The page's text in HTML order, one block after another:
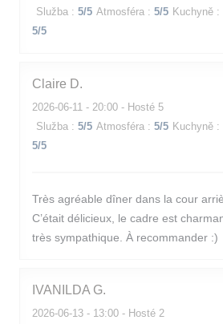
Služba : 5/5 Atmosféra : 5/5 Kuchyně :
5/5
Claire D
2026-06-11 - 20:00 - Hosté 5
Služba : 5/5 Atmosféra : 5/5 Kuchyně :
5/5
Très agréable dîner dans la cour
C’était délicieux, le cadre est
très sympathique. À recommander :)
IVANILDA G
2026-06-13 - 13:00 - Hosté 2